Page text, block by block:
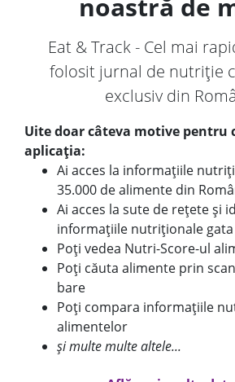
noastră de
Eat & Track - Cel mai
folosit jurnal de nutriție
exclusiv din
Uite doar câteva motive pentru
aplicația:
Ai acces la informațiile
35.000 de alimente din
Ai acces la sute de rețete și
informațiile nutriționale
Poți vedea Nutri-Score-ul
Poți căuta alimente prin
bare
Poți compara informațiile
alimentelor
și multe multe altele...